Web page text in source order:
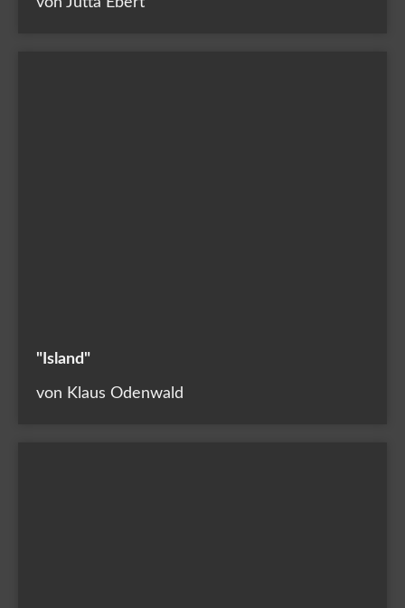
"Island"
von Klaus Odenwald